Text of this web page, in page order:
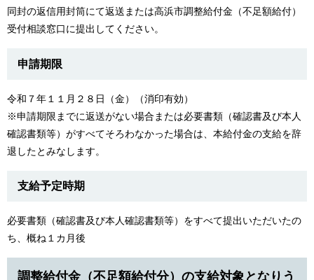
同封の返信用封筒にて返送または高浜市調整給付金（不足額給付）
受付相談窓口に提出してください。
申請期限
令和７年１１月２８日（金）（消印有効）
※申請期限までに返送がない場合または必要書類（確認書及び本人
確認書類等）がすべてそろわなかった場合は、本給付金の支給を辞
退したとみなします。
支給予定時期
必要書類（確認書及び本人確認書類等）をすべて提出いただいたの
ち、概ね１カ月後
調整給付金（不足額給付分）の支給対象となりう